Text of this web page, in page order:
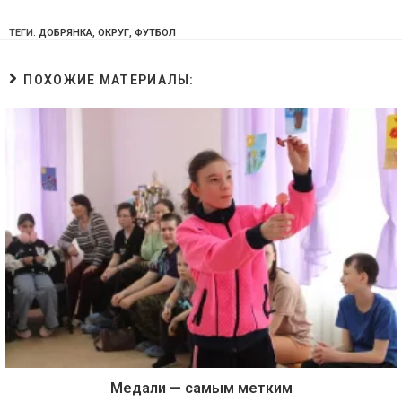
ТЕГИ: ДОБРЯНКА, ОКРУГ, ФУТБОЛ
ПОХОЖИЕ МАТЕРИАЛЫ:
Медали — самым метким